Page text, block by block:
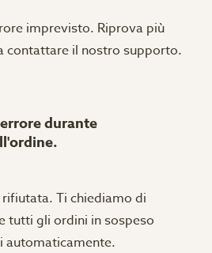
imprevisto. Riprova più
contattare il nostro supporto.
durante
rifiutata. Ti chiediamo di
tutti gli ordini in sospeso
automaticamente.